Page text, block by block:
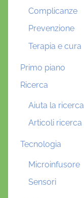
Complicanze
Prevenzione
Terapia e cura
Primo piano
Ricerca
Aiuta la ricerca
Articoli ricerca
Tecnologia
Microinfusore
Sensori